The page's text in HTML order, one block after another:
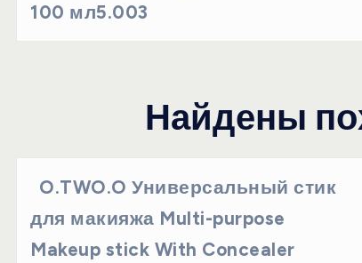
100 мл5.003
Найдены
O.TWO.O Универсальный стик
для макияжа Multi-purpose
Makeup stick With Concealer